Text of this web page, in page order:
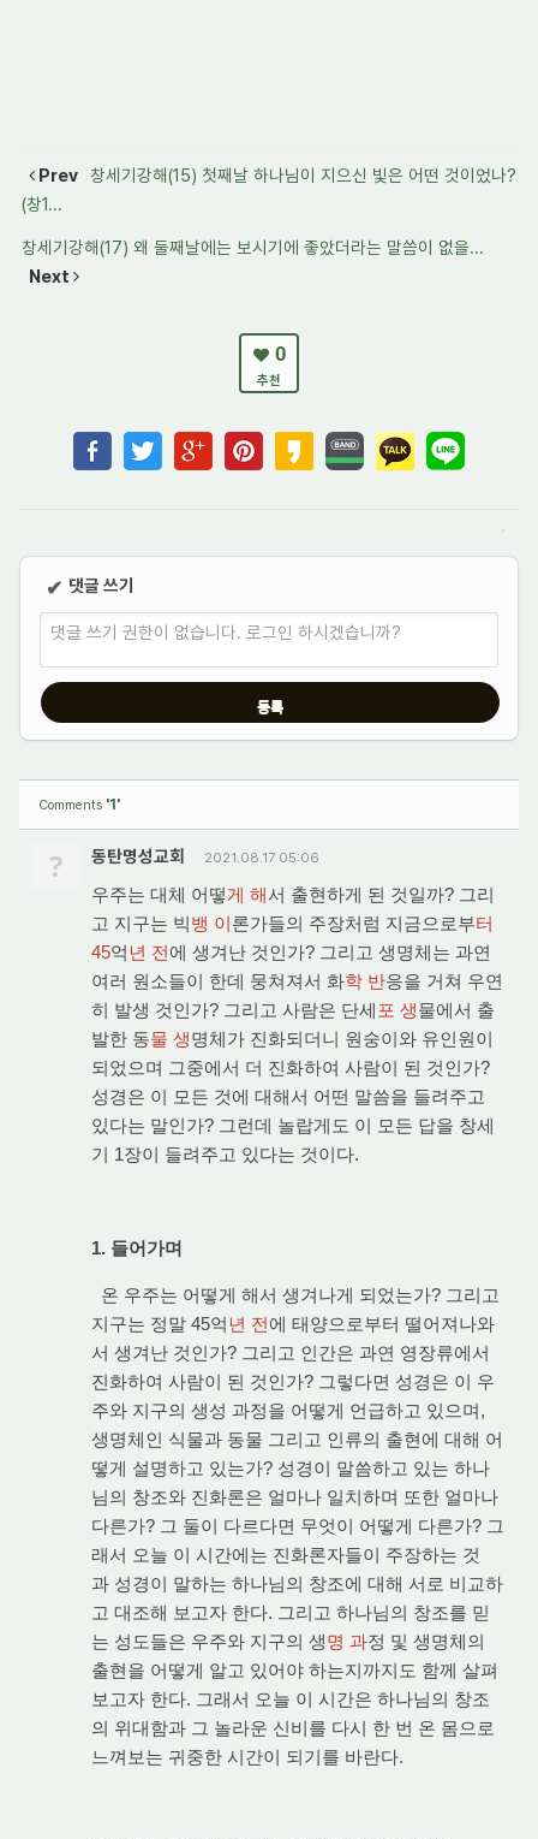
Prev
창세기강해(15) 첫째날 하나님이 지으신 빛은 어떤 것이었나?
(창1...
창세기강해(17) 왜 둘째날에는 보시기에 좋았더라는 말씀이 없을...
Next
0
추천
✔ 댓글 쓰기
댓글 쓰기 권한이 없습니다. 로그인 하시겠습니까?
Comments '1'
? 동탄명성교회 2021.08.17 05:06
우주는 대체 어떻게 해서 출현하게 된 것일까? 그리
고 지구는 빅뱅 이론가들의 주장처럼 지금으로부터
45억년 전에 생겨난 것인가? 그리고 생명체는 과연
여러 원소들이 한데 뭉쳐져서 화학 반응을 거쳐 우연
히 발생 것인가? 그리고 사람은 단세 포 생물에서 출
발한 동물 생명체가 진화되더니 원숭이와 유인원이
되었으며 그중에서 더 진화하여 사람이 된 것인가?
성경은 이 모든 것에 대해서 어떤 말씀을 들려주고
있다는 말인가? 그런데 놀랍게도 이 모든 답을 창세
기 1장이 들려주고 있다는 것이다.
1. 들어가며
온 우주는 어떻게 해서 생겨나게 되었는가? 그리고
지구는 정말 45억년 전에 태양으로부터 떨어져나와
서 생겨난 것인가? 그리고 인간은 과연 영장류에서
진화하여 사람이 된 것인가? 그렇다면 성경은 이 우
주와 지구의 생성 과정을 어떻게 언급하고 있으며,
생명체인 식물과 동물 그리고 인류의 출현에 대해 어
떻게 설명하고 있는가? 성경이 말씀하고 있는 하나
님의 창조와 진화론은 얼마나 일치하며 또한 얼마나
다른가? 그 둘이 다르다면 무엇이 어떻게 다른가? 그
래서 오늘 이 시간에는 진화론자들이 주장하는 것
과 성경이 말하는 하나님의 창조에 대해 서로 비교하
고 대조해 보고자 한다. 그리고 하나님의 창조를 믿
는 성도들은 우주와 지구의 생명 과정 및 생명체의
출현을 어떻게 알고 있어야 하는지까지도 함께 살펴
보고자 한다. 그래서 오늘 이 시간은 하나님의 창조
의 위대함과 그 놀라운 신비를 다시 한 번 온 몸으로
느껴보는 귀중한 시간이 되기를 바란다.